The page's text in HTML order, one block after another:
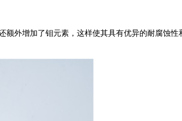
外增加了钼元素，这样使其具有优异的耐腐蚀性